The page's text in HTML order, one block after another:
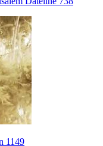
1149